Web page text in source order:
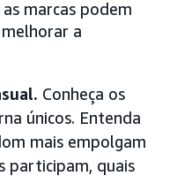
marcas podem
a
Conheça os
únicos. Entenda
mais empolgam
participam, quais